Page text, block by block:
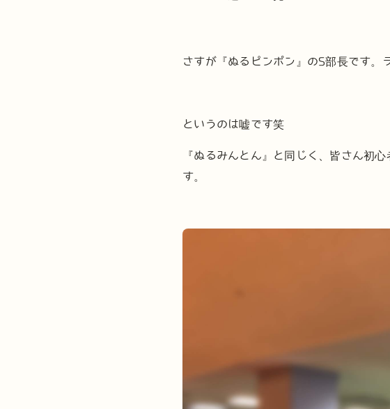
さすが『ぬるピンポン』のS部長です。
というのは嘘です笑
『ぬるみんとん』と同じく、皆さん初
す。